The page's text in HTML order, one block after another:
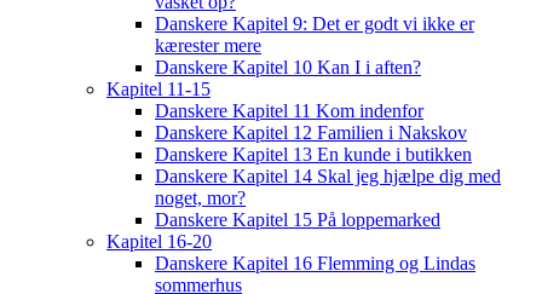
Danskere Kapitel 9: Det er godt vi ikke er
kærester mere
Danskere Kapitel 10 Kan I i aften?
Kapitel 11-15
Danskere Kapitel 11 Kom indenfor
Danskere Kapitel 12 Familien i Nakskov
Danskere Kapitel 13 En kunde i butikken
Danskere Kapitel 14 Skal jeg hjælpe dig med
noget, mor?
Danskere Kapitel 15 På loppemarked
Kapitel 16-20
Danskere Kapitel 16 Flemming og Lindas
sommerhus